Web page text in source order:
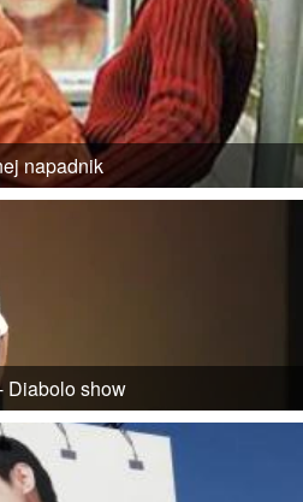
napadnik
Diabolo show